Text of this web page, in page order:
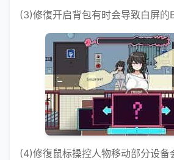
(3)修復开启背包有时会导致白屏的
(4)修復鼠标操控人物移动部分设备